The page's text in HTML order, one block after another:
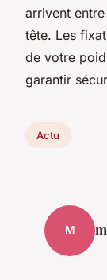
arrivent
tête. Les
de votre
garantir
Actu
M